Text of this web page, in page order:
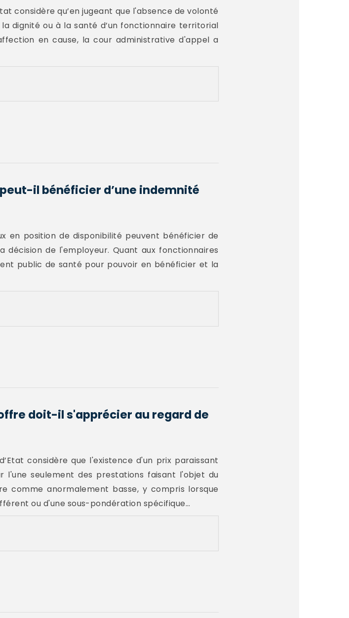
considère qu’en jugeant que l'absence de volonté
dignité ou à la santé d’un fonctionnaire territorial
en cause, la cour administrative d'appel a
il bénéficier d’une indemnité
en position de disponibilité peuvent bénéficier de
de l'employeur. Quant aux fonctionnaires
public de santé pour pouvoir en bénéficier et la
doit-il s'apprécier au regard de
considère que l'existence d'un prix paraissant
seulement des prestations faisant l'objet du
comme anormalement basse, y compris lorsque
ou d'une sous-pondération spécifique...